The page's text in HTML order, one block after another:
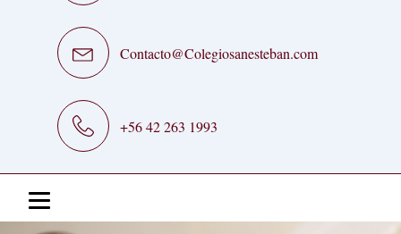
Contacto@Colegiosanesteban.com
+56 42 263 1993